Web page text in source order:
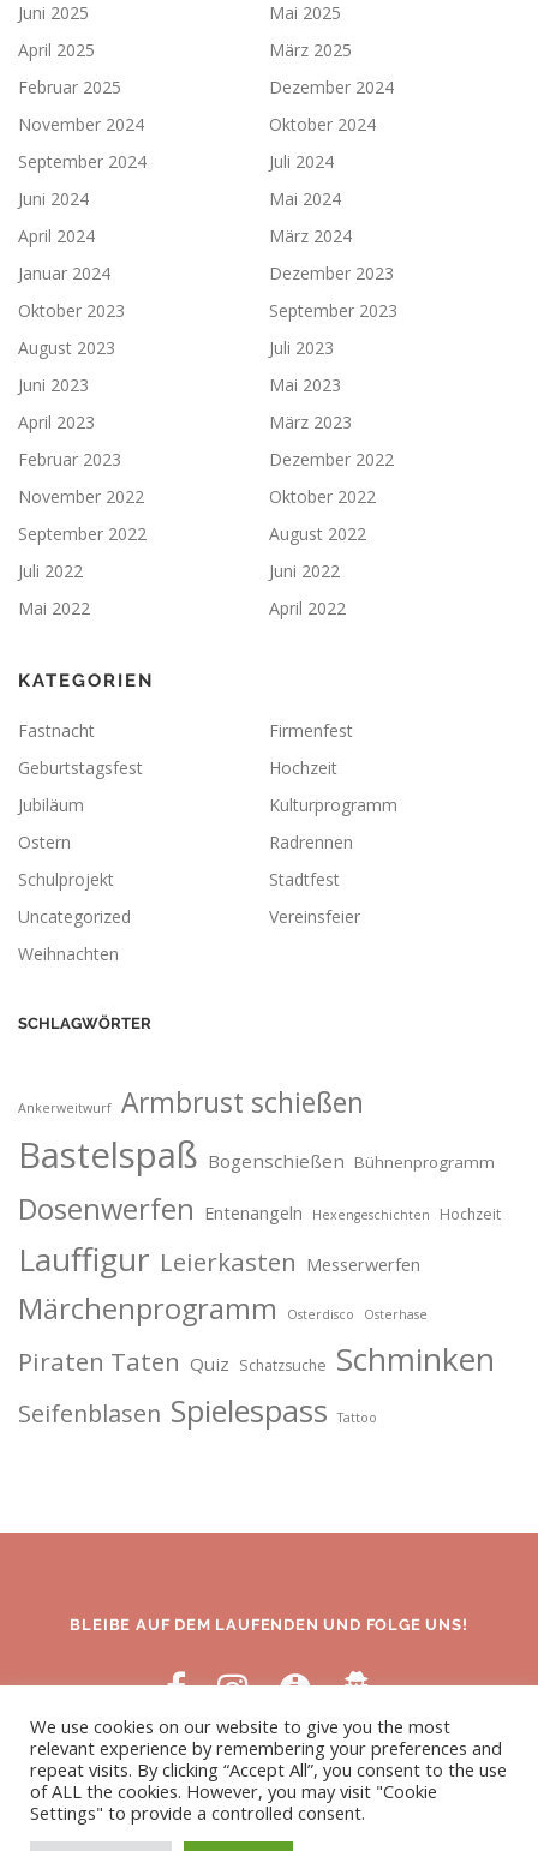
Juni 2025
Mai 2025
April 2025
März 2025
Februar 2025
Dezember 2024
November 2024
Oktober 2024
September 2024
Juli 2024
Juni 2024
Mai 2024
April 2024
März 2024
Januar 2024
Dezember 2023
Oktober 2023
September 2023
August 2023
Juli 2023
Juni 2023
Mai 2023
April 2023
März 2023
Februar 2023
Dezember 2022
November 2022
Oktober 2022
September 2022
August 2022
Juli 2022
Juni 2022
Mai 2022
April 2022
KATEGORIEN
Fastnacht
Firmenfest
Geburtstagsfest
Hochzeit
Jubiläum
Kulturprogramm
Ostern
Radrennen
Schulprojekt
Stadtfest
Uncategorized
Vereinsfeier
Weihnachten
SCHLAGWÖRTER
Ankerweitwurf Armbrust schießen
Bastelspaß Bogenschießen Bühnenprogramm
Dosenwerfen Entenangeln Hexengeschichten Hochzeit
Lauffigur Leierkasten Messerwerfen
Märchenprogramm Osterdisco Osterhase
Piraten Taten Quiz Schatzsuche Schminken
Seifenblasen Spielespass Tattoo
BLEIBE AUF DEM LAUFENDEN UND FOLGE UNS!
We use cookies on our website to give you the most
relevant experience by remembering your preferences and
repeat visits. By clicking “Accept All”, you consent to the use
of ALL the cookies. However, you may visit "Cookie
Settings" to provide a controlled consent.